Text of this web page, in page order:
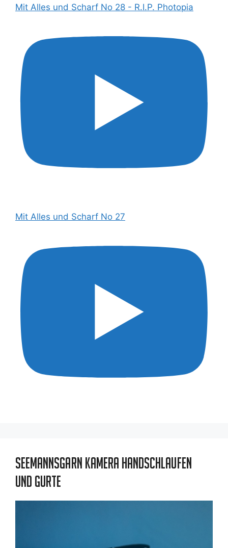
Mit Alles und Scharf No 28 - R.I.P. Photopia
Mit Alles und Scharf No 27
Seemannsgarn Kamera Handschlaufen
und Gurte